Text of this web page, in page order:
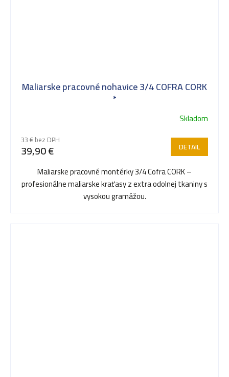
Maliarske pracovné nohavice 3/4 COFRA CORK
*
Skladom
33 € bez DPH
39,90 € DETAIL
Maliarske pracovné montérky 3/4 Cofra CORK –
profesionálne maliarske kraťasy z extra odolnej tkaniny s
vysokou gramážou.